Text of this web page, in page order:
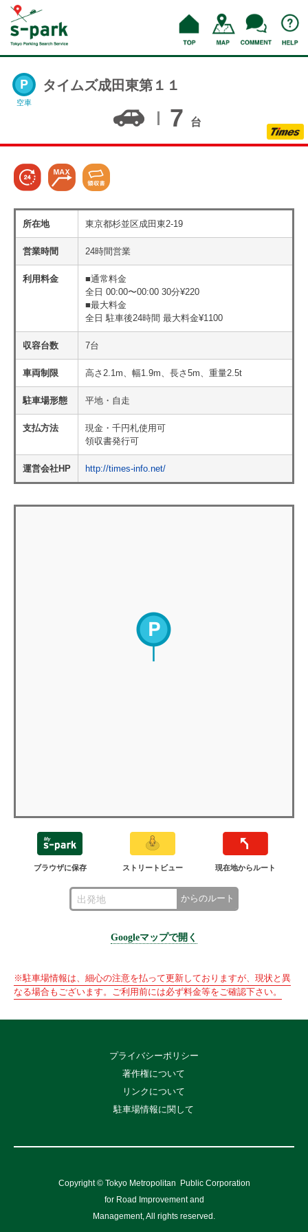
空車
タイムズ成田東第１１
7 台
所在地 東京都杉並区成田東2-19
営業時間 24時間営業
利用料金
■通常料金
全日 00:00〜00:00 30分¥220
■最大料金
全日 駐車後24時間 最大料金¥1100
収容台数 7台
車両制限 高さ2.1m、幅1.9m、長さ5m、重量2.5t
駐車場形態 平地・自走
支払方法
現金・千円札使用可
領収書発行可
運営会社HP http://times-info.net/
ブラウザに保存 ストリートビュー 現在地からルート
からのルート
Googleマップで開く
※駐車場情報は、細心の注意を払って更新しておりますが、現状と異
なる場合もございます。ご利用前には必ず料金等をご確認下さい。
プライバシーポリシー
著作権について
リンクについて
駐車場情報に関して
Copyright © Tokyo Metropolitan
Public Corporation
for Road Improvement and
Management, All rights reserved.